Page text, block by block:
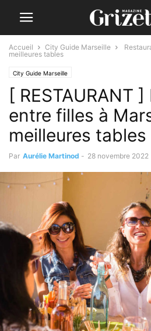
Accueil City Guide Marseille
meilleures tables
City Guide Marseille
[ RESTAURANT
entre filles à
meilleures tables
Par Aurélie Martinod - 28 novembre 2022